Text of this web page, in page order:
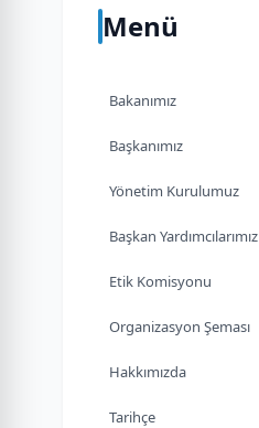
Menü
Bakanımız
Başkanımız
Yönetim Kurulumuz
Başkan Yardımcılarımız
Etik Komisyonu
Organizasyon Şeması
Hakkımızda
Tarihçe